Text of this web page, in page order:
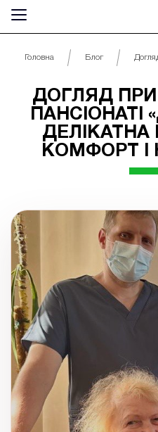
Головна Блог
ДОГЛЯД ПРИ
ПАНСІОНАТІ
ДЕЛІКАТНА
КОМФОРТ І